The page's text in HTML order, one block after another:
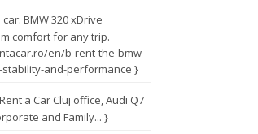
BMW 320 xDrive
comfort for any trip.
en/b-rent-the-bmw-
and-performance }
a Car Cluj office, Audi Q7
and Family... }